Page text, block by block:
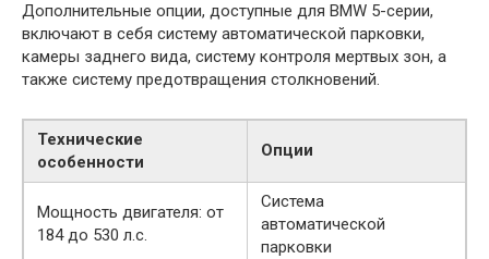
Дополнительные опции, доступные для BMW 5-серии,
включают в себя систему автоматической парковки,
камеры заднего вида, систему контроля мертвых зон, а
также систему предотвращения столкновений.
Технические
особенности
Опции
Мощность двигателя: от
184 до 530 л.с.
Система
автоматической
парковки